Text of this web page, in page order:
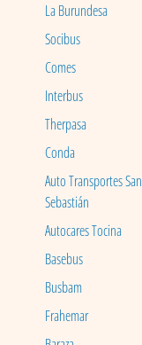
La Burundesa
Socibus
Comes
Interbus
Therpasa
Conda
Auto Transportes San
Sebastián
Autocares Tocina
Basebus
Busbam
Frahemar